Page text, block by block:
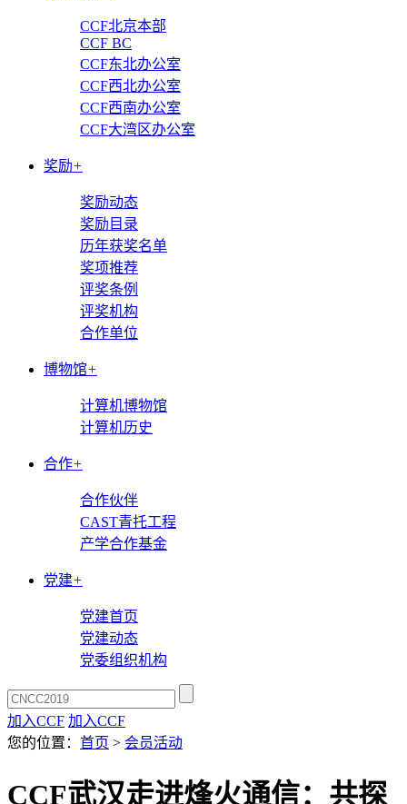
CCF北京本部
CCF BC
CCF东北办公室
CCF西北办公室
CCF西南办公室
CCF大湾区办公室
奖励+
奖励动态
奖励目录
历年获奖名单
奖项推荐
评奖条例
评奖机构
合作单位
博物馆+
计算机博物馆
计算机历史
合作+
合作伙伴
CAST青托工程
产学合作基金
党建+
党建首页
党建动态
党委组织机构
加入CCF 加入CCF
您的位置： 首页 > 会员活动
CCF武汉走进烽火通信：共探